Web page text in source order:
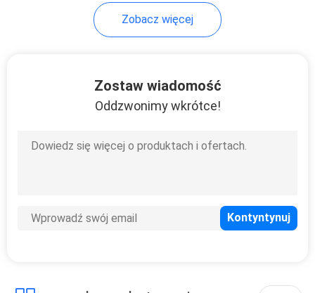
Szczotka do
zwierząt
ubraniach
Zobacz więcej
Zostaw wiadomość
Oddzwonimy wkrótce!